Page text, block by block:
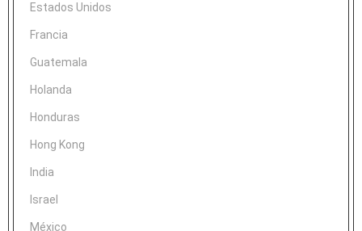
Estados Unidos
Francia
Guatemala
Holanda
Honduras
Hong Kong
India
Israel
México